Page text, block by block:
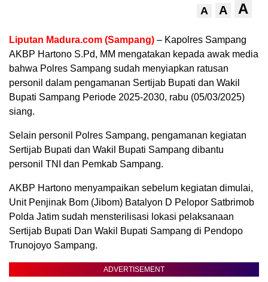
A A A
Liputan Madura.com (Sampang) – Kapolres Sampang
AKBP Hartono S.Pd, MM mengatakan kepada awak media
bahwa Polres Sampang sudah menyiapkan ratusan
personil dalam pengamanan Sertijab Bupati dan Wakil
Bupati Sampang Periode 2025-2030, rabu (05/03/2025)
siang.
Selain personil Polres Sampang, pengamanan kegiatan
Sertijab Bupati dan Wakil Bupati Sampang dibantu
personil TNI dan Pemkab Sampang.
AKBP Hartono menyampaikan sebelum kegiatan dimulai,
Unit Penjinak Bom (Jibom) Batalyon D Pelopor Satbrimob
Polda Jatim sudah mensterilisasi lokasi pelaksanaan
Sertijab Bupati Dan Wakil Bupati Sampang di Pendopo
Trunojoyo Sampang.
ADVERTISEMENT